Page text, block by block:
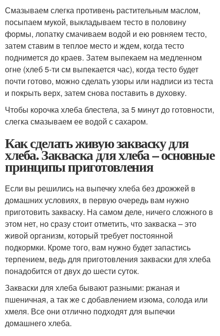
Смазываем слегка противень растительным маслом,
посыпаем мукой, выкладываем тесто в половину
формы, лопатку смачиваем водой и ею ровняем тесто,
затем ставим в теплое место и ждем, когда тесто
поднимется до краев. Затем выпекаем на медленном
огне (хлеб 5-ти см выпекается час), когда тесто будет
почти готово, можно сделать узоры или надписи из теста
и покрыть верх, затем снова поставить в духовку.
Чтобы корочка хлеба блестела, за 5 минут до готовности,
слегка смазываем ее водой с сахаром.
Как сделать живую закваску для
хлеба. Закваска для хлеба – основные
принципы приготовления
Если вы решились на выпечку хлеба без дрожжей в
домашних условиях, в первую очередь вам нужно
приготовить закваску. На самом деле, ничего сложного в
этом нет, но сразу стоит отметить, что закваска – это
живой организм, который требует постоянной
подкормки. Кроме того, вам нужно будет запастись
терпением, ведь для приготовления закваски для хлеба
понадобится от двух до шести суток.
Закваски для хлеба бывают разными: ржаная и
пшеничная, а так же с добавлением изюма, солода или
хмеля. Все они отлично подходят для выпечки
домашнего хлеба.